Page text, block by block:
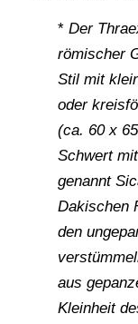
* Der
römischer
Stil mit
oder
(ca. 60 x
Schwert
genannt
Dakischen
den
aus
Kleinheit